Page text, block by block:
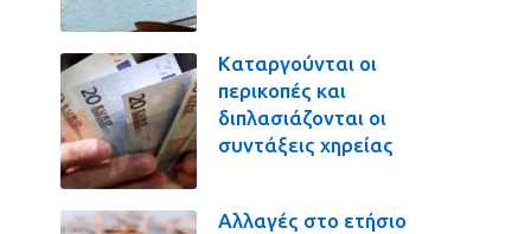
Καταργούνται οι
περικοπές και
διπλασιάζονται οι
συντάξεις χηρείας
Αλλαγές στο ετήσιο